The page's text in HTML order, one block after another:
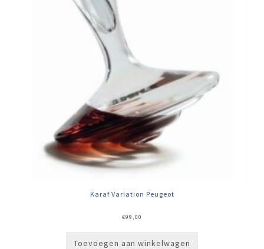
Karaf Variation Peugeot
€99,00
Toevoegen aan winkelwagen